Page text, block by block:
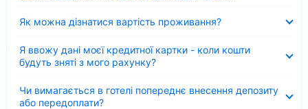
Як можна дізнатися вартість проживання?
Я ввожу дані моєї кредитної картки - коли кошти
будуть зняті з мого рахунку?
Чи вимагається в готелі попереднє внесення депозиту
або передоплати?